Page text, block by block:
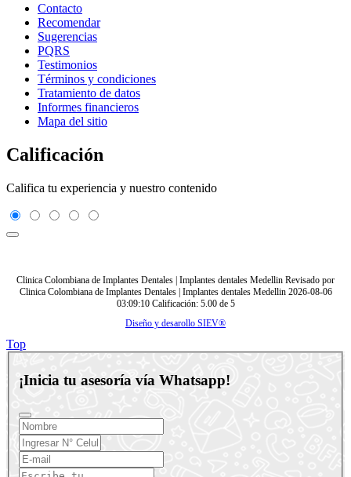
Contacto
Recomendar
Sugerencias
PQRS
Testimonios
Términos y condiciones
Tratamiento de datos
Informes financieros
Mapa del sitio
Calificación
Califica tu experiencia y nuestro contenido
Clinica Colombiana de Implantes Dentales | Implantes dentales Medellin Revisado por
Clinica Colombiana de Implantes Dentales | Implantes dentales Medellin 2026-08-06
03:09:10 Calificación: 5.00 de 5
Diseño y desarollo SIEV®
Top
¡Inicia tu asesoría vía Whatsapp!